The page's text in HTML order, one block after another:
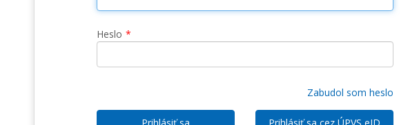
Heslo
Zabudol som heslo